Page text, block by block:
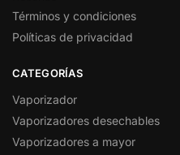
Términos y condiciones
Políticas de privacidad
CATEGORÍAS
Vaporizador
Vaporizadores desechables
Vaporizadores a mayor